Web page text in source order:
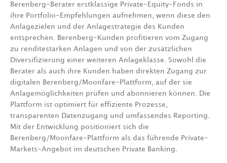
Berenberg-Berater erstklassige Private-Equity-Fonds in
ihre Portfolio-Empfehlungen aufnehmen, wenn diese den
Anlagezielen und der Anlagestrategie des Kunden
entsprechen. Berenberg-Kunden profitieren vom Zugang
zu renditestarken Anlagen und von der zusätzlichen
Diversifizierung einer weiteren Anlageklasse. Sowohl die
Berater als auch ihre Kunden haben direkten Zugang zur
digitalen Berenberg/Moonfare-Plattform, auf der sie
Anlagemöglichkeiten prüfen und abonnieren können. Die
Plattform ist optimiert für effiziente Prozesse,
transparenten Datenzugang und umfassendes Reporting.
Mit der Entwicklung positioniert sich die
Berenberg/Moonfare-Plattform als das führende Private-
Markets-Angebot im deutschen Private Banking.